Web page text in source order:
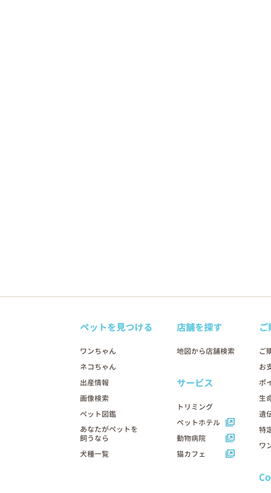
ペットを見つける
ワンちゃん
ネコちゃん
出産情報
画像検索
ペット図鑑
あなたがペットを
飼うなら
犬種一覧
店舗を探す
地図から店舗検索
サービス
トリミング
ペットホテル
動物病院
猫カフェ
ご
お
ポ
生
遺
特
ワ